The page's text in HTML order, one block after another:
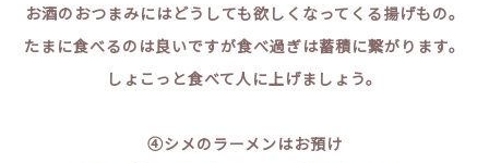
お酒のおつまみにはどうしても欲しくなってくる揚げもの。
たまに食べるのは良いですが食べ過ぎは蓄積に繋がります。
しょこっと食べて人に上げましょう。
④シメのラーメンはお預け